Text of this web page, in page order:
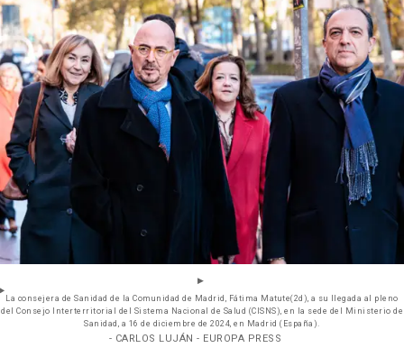
La consejera de Sanidad de la Comunidad de Madrid, Fátima Matute(2d), a su llegada al pleno
del Consejo Interterritorial del Sistema Nacional de Salud (CISNS), en la sede del Ministerio de
Sanidad, a 16 de diciembre de 2024, en Madrid (España).
- CARLOS LUJÁN - EUROPA PRESS